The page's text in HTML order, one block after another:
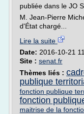
publiée dans le JO
M. Jean-Pierre
d'État chargé...
Lire la suite
Date: 2016-10-21
Site : senat.fr
Thèmes liés :
publique
fonction publique
fonction
maitrise de la